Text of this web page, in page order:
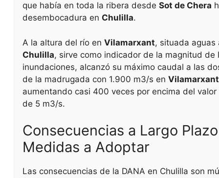
que había en toda la ribera desde Sot de Chera
desembocadura en Chulilla.
A la altura del río en Vilamarxant, situada aguas
Chulilla, sirve como indicador de la magnitud de
inundaciones, alcanzó su máximo caudal a las
de la madrugada con 1.900 m3/s en Vilamarxant
aumentando casi 400 veces por encima del valor
de 5 m3/s.
Consecuencias a Largo
Medidas a Adoptar
Las consecuencias de la DANA en Chulilla son